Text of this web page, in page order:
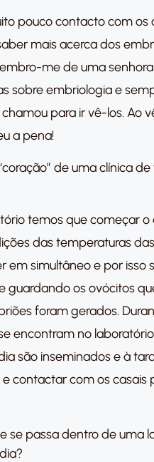
pouco contacto com
mais acerca dos
me de uma
sobre embriologia e
para ir vê-los.
a pena!
de uma clínica
temos que começar
das temperaturas
simultâneo e por
os ovócitos
foram gerados.
encontram no
são inseminados e à
contactar com os
se passa dentro de